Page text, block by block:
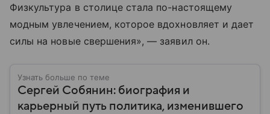
Физкультура в столице стала по-настоящему
модным увлечением, которое вдохновляет и дает
силы на новые свершения», — заявил он.
Узнать больше по теме
Сергей Собянин: биография и
карьерный путь политика, изменившего